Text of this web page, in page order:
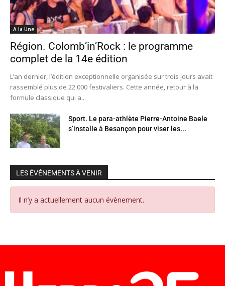
A la Une
Région. Colomb’in’Rock : le programme
complet de la 14e édition
L’an dernier, l’édition exceptionnelle organisée sur trois jours avait
rassemblé plus de 22 000 festivaliers. Cette année, retour à la
formule classique qui a...
Sport. Le para-athlète Pierre-Antoine Baele
s’installe à Besançon pour viser les...
LES ÉVÉNEMENTS À VENIR
Il n’y a actuellement aucun évènement.